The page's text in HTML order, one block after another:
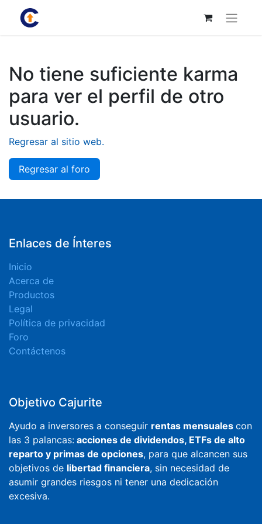
No tiene suficiente karma
para ver el perfil de otro
usuario.
Regresar al sitio web.
Regresar al foro
Enlaces de Ínteres
Inicio
Acerca de
Productos
Legal
Política de privacidad
Foro
Contáctenos
Objetivo Cajurite
Ayudo a inversores a conseguir rentas mensuales con
las 3 palancas: acciones de dividendos, ETFs de alto
reparto y primas de opciones, para que alcancen sus
objetivos de libertad financiera, sin necesidad de
asumir grandes riesgos ni tener una dedicación
excesiva.